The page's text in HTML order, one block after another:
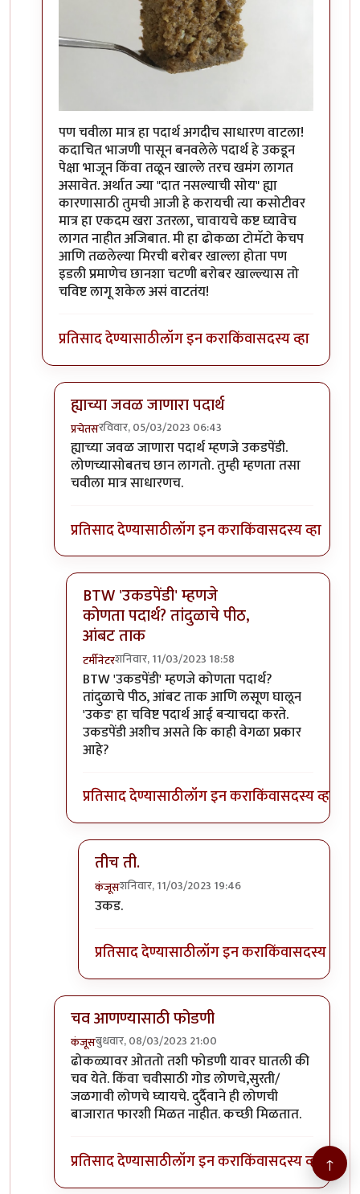
पण चवीला मात्र हा पदार्थ अगदीच साधारण वाटला!
कदाचित भाजणी पासून बनवलेले पदार्थ हे उकडून
पेक्षा भाजून किंवा तळून खाल्ले तरच खमंग लागत
असावेत. अर्थात ज्या "दात नसल्याची सोय" ह्या
कारणासाठी तुमची आजी हे करायची त्या कसोटीवर
मात्र हा एकदम खरा उतरला, चावायचे कष्ट घ्यावेच
लागत नाहीत अजिबात. मी हा ढोकळा टोमॅटो केचप
आणि तळलेल्या मिरची बरोबर खाल्ला होता पण
इडली प्रमाणेच छानशा चटणी बरोबर खाल्ल्यास तो
चविष्ट लागू शकेल असं वाटतंय!
प्रतिसाद देण्यासाठीलॉग इन कराकिंवासदस्य व्हा
ह्याच्या जवळ जाणारा पदार्थ
प्रचेतसरविवार, 05/03/2023 06:43
In reply toआमची आजी भाजणी पीठ भिजवून
ह्याच्या जवळ जाणारा पदार्थ म्हणजे उकडपेंडी.
लोणच्यासोबतच छान लागतो. तुम्ही म्हणता तसा
चवीला मात्र साधारणच.
प्रतिसाद देण्यासाठीलॉग इन कराकिंवासदस्य व्हा
BTW 'उकडपेंडी' म्हणजे
कोणता पदार्थ? तांदुळाचे पीठ,
आंबट ताक
टर्मीनेटरशनिवार, 11/03/2023 18:58
In reply toह्याच्या जवळ जाणारा पदार्थ
BTW 'उकडपेंडी' म्हणजे कोणता पदार्थ?
तांदुळाचे पीठ, आंबट ताक आणि लसूण घालून
'उकड' हा चविष्ट पदार्थ आई बऱ्याचदा करते.
उकडपेंडी अशीच असते कि काही वेगळा प्रकार
आहे?
प्रतिसाद देण्यासाठीलॉग इन कराकिंवासदस्य व्हा
तीच ती.
कंजूसशनिवार, 11/03/2023 19:46
In reply to
उकड.
प्रतिसाद देण्यासाठीलॉग इन कराकिंवासदस्य व्हा
चव आणण्यासाठी फोडणी
कंजूसबुधवार, 08/03/2023 21:00
In reply toआमची आजी भाजणी पीठ भिजवूनby
ढोकळ्यावर ओततो तशी फोडणी यावर घातली की
चव येते. किंवा चवीसाठी गोड लोणचे,सुरती/
जळगावी लोणचे घ्यायचे. दुर्दैवाने ही लोणची
बाजारात फारशी मिळत नाहीत. कच्छी मिळतात.
प्रतिसाद देण्यासाठीलॉग इन कराकिंवासदस्य व्हा ↑